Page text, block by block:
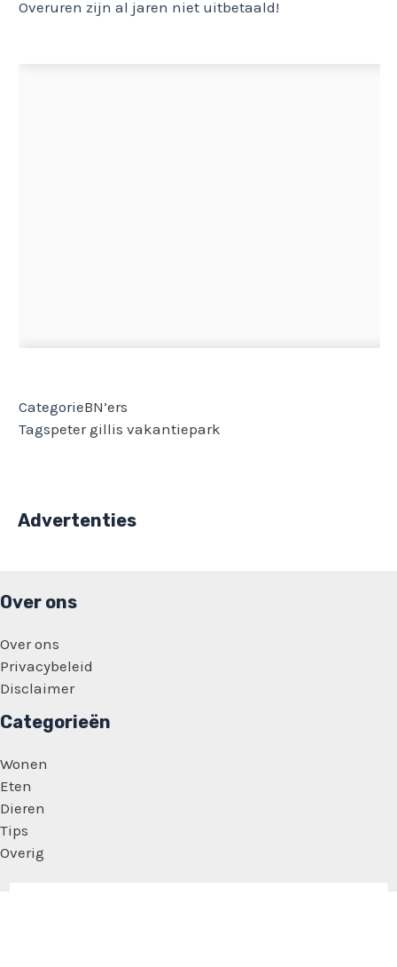
CategorieBN’ers
Tagspeter gillis vakantiepark
Advertenties
Over ons
Over ons
Privacybeleid
Disclaimer
Categorieën
Wonen
Eten
Dieren
Tips
Overig